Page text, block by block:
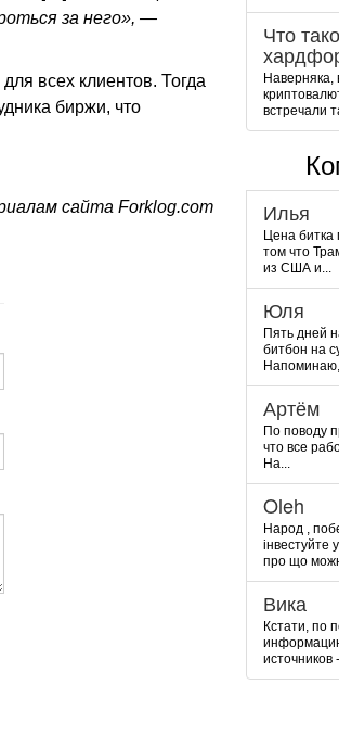
за него», —
всех клиентов. Тогда
биржи, что
сайта Forklog.com
Что
Наверняка,
встречали
Илья
Цена битка
том что
из США и...
Юля
Пять дней
битбон на
Артём
По поводу
что все
На...
Oleh
Народ ,
інвестуйте
про що
Вика
Кстати, по
источников